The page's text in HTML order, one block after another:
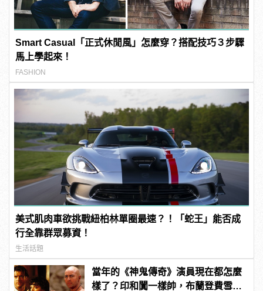
Smart Casual「正式休閒風」怎麼穿？搭配技巧３步驟
馬上學起來！
FASHION
美式肌肉車欲挑戰紐柏林單圈最速？！「蛇王」能否成
行全靠群眾募資！
生活話題
當年的《神鬼傳奇》演員現在都怎麼
樣了？印和闐一樣帥，布蘭登費雪大